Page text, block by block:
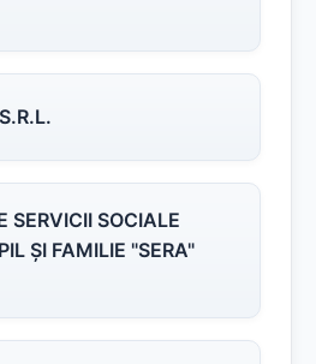
SERVICII SOCIALE
ŞI FAMILIE "SERA"